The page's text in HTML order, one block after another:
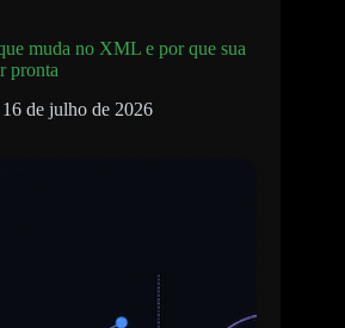
muda no XML e por que sua
pronta
16 de julho de 2026